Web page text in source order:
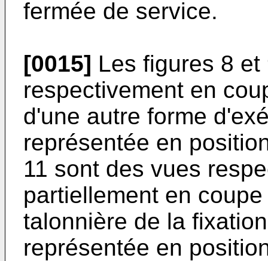
fermée de service.
[0015] Les figures 8
respectivement en
d'une autre forme
représentée en
11 sont des vues
partiellement en
talonnière de la
représentée en